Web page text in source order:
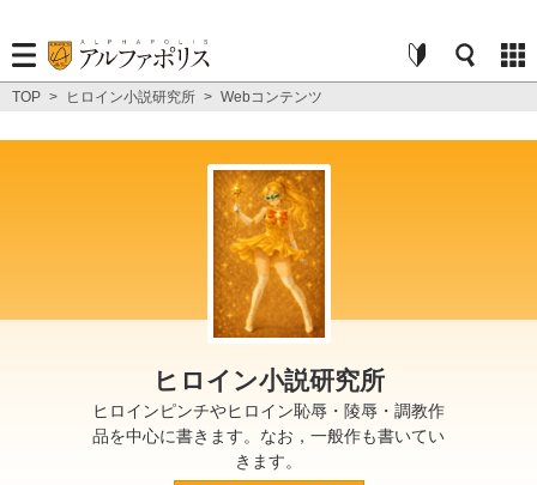
TOP > ヒロイン小説研究所 > Webコンテンツ
ヒロイン小説研究所
ヒロインピンチやヒロイン恥辱・陵辱・調教作
品を中心に書きます。なお，一般作も書いてい
きます。